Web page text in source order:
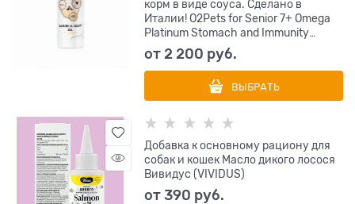
корм в виде соуса. Сделано в
Италии! O2Pets for Senior 7+ Omega
Platinum Stomach and Immunity
Support
от2 200 руб.
ВЫБРАТЬ
Добавка к основному рациону для
собак и кошек Масло дикого лосося
Вивидус (VIVIDUS)
от390 руб.